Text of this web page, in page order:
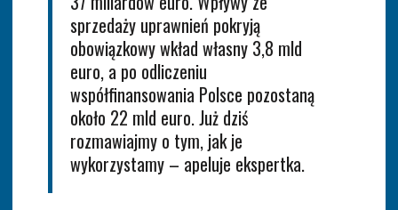
sprzedaży uprawnień pokryją
obowiązkowy wkład własny 3,8 mld
euro, a po odliczeniu
współfinansowania Polsce pozostaną
około 22 mld euro. Już dziś
rozmawiajmy o tym, jak je
wykorzystamy – apeluje ekspertka.